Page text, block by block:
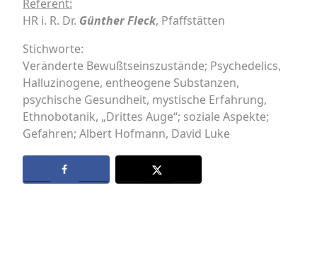
Referent:
HR i. R. Dr. Günther Fleck, Pfaffstätten
Stichworte:
Veränderte Bewußtseinszustände; Psychedelics,
Halluzinogene, entheogene Substanzen,
psychische Gesundheit, mystische Erfahrung,
Ethnobotanik, „Drittes Auge“; soziale Aspekte;
Gefahren; Albert Hofmann, David Luke